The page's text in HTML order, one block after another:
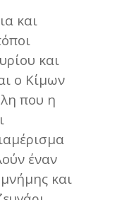
και
και
ο Κίμων
που η
έναν
και